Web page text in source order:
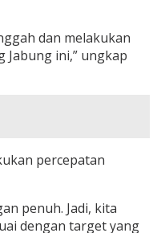
dan melakukan
ini,” ungkap
percepatan
penuh. Jadi, kita
dengan target yang